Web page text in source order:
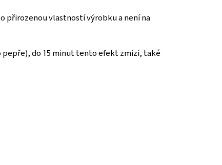
přirozenou vlastností výrobku a není na
pepře), do 15 minut tento efekt zmizí, také